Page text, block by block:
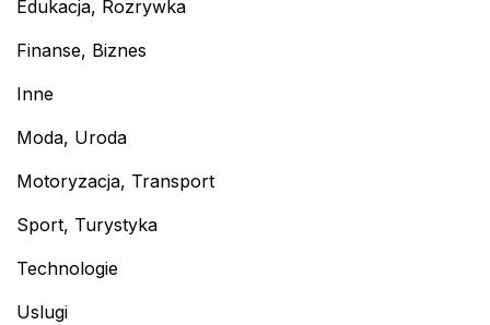
Edukacja, Rozrywka
Finanse, Biznes
Inne
Moda, Uroda
Motoryzacja, Transport
Sport, Turystyka
Technologie
Uslugi